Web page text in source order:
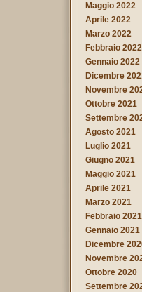
Maggio 2022
Aprile 2022
Marzo 2022
Febbraio 2022
Gennaio 2022
Dicembre
Novembre
Ottobre 2021
Settembre
Agosto 2021
Luglio 2021
Giugno 2021
Maggio 2021
Aprile 2021
Marzo 2021
Febbraio 2021
Gennaio 2021
Dicembre
Novembre
Ottobre 2020
Settembre